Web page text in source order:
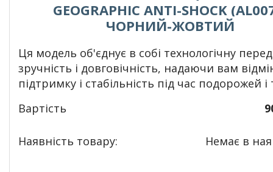
GEOGRAPHIC ANTI-SHOCK
ЧОРНИЙ-ЖОВТИЙ
Ця модель об'єднує в собі технологічну
зручність і довговічність, надаючи вам
підтримку і стабільність під час подорожей і
Вартість
Наявність товару: Немає в